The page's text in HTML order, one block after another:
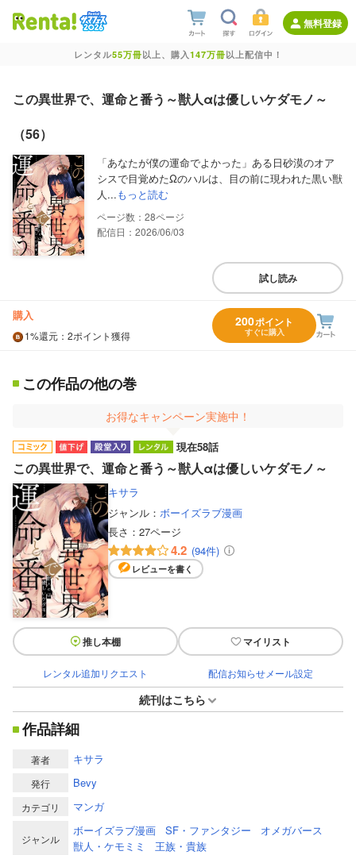
無料登録
レンタル55万冊以上、購入147万冊以上配信中！
この異世界で、運命と番う～獣人αは優しいケダモノ～
（56）
「あなたが僕の運命でよかった」ある日砂漠のオア
シスで目覚めたΩのハルは、目の前に現われた黒い獣
人...もっと読む
28
配信日：2026/06/03
試し読み
購入
1%還元 ：2ポイント獲得
200ポイント
すぐに購入
この作品の他の巻
お得なキャンペーン実施中！
現在58話
この異世界で、運命と番う～獣人αは優しいケダモノ～
キサラ
ジャンル： ボーイズラブ漫画
長さ： 27ページ
4.2 (94件)
レビューを書く
推し本棚 マイリスト
レンタル追加リクエスト 配信お知らせメール設定
続刊はこちら
作品詳細
著者 キサラ
発行 Bevy
カテゴリ マンガ
ジャンル
ボーイズラブ漫画 SF・ファンタジー
オメガバース
獣人・ケモミミ
王族・貴族